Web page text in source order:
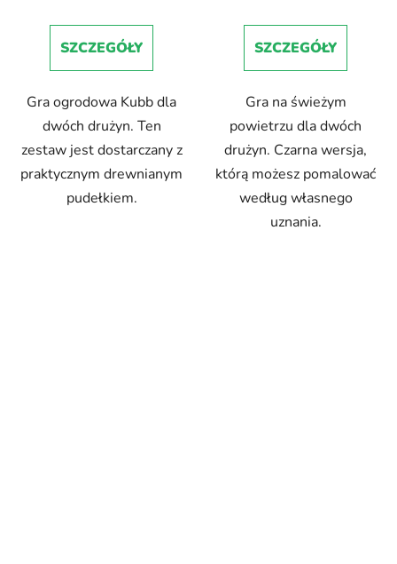
SZCZEGÓŁY
Gra ogrodowa Kubb dla
dwóch drużyn. Ten
zestaw jest dostarczany z
praktycznym drewnianym
pudełkiem.
SZCZEGÓŁY
Gra na świeżym
powietrzu dla dwóch
drużyn. Czarna wersja,
którą możesz pomalować
według własnego
uznania.